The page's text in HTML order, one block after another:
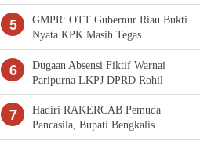
Pelalawan
5
GMPR: OTT Gubernur Riau Bukti
Nyata KPK Masih Tegas
6
Dugaan Absensi Fiktif Warnai
Paripurna LKPJ DPRD Rohil
7
Hadiri RAKERCAB Pemuda
Pancasila, Bupati Bengkalis
Tekankan Peran Strategis Ormas